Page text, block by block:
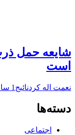
شایعه حمل
است
نعمت اله کردنائیج 1 سال ago
دسته‌ها
اجتماعی